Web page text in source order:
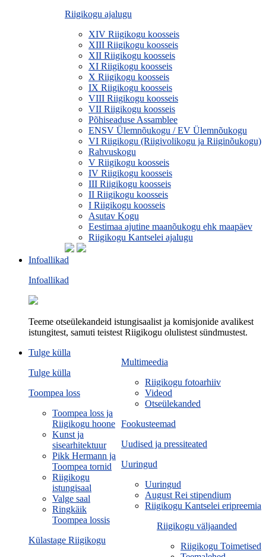
Riigikogu ajalugu
XIV Riigikogu koosseis
XIII Riigikogu koosseis
XII Riigikogu koosseis
XI Riigikogu koosseis
X Riigikogu koosseis
IX Riigikogu koosseis
VIII Riigikogu koosseis
VII Riigikogu koosseis
Põhiseaduse Assamblee
ENSV Ülemnõukogu / EV Ülemnõukogu
VI Riigikogu (Riigivolikogu ja Riiginõukogu)
Rahvuskogu
V Riigikogu koosseis
IV Riigikogu koosseis
III Riigikogu koosseis
II Riigikogu koosseis
I Riigikogu koosseis
Asutav Kogu
Eestimaa ajutine maanõukogu ehk maapäev
Riigikogu Kantselei ajalugu
Infoallikad
Infoallikad
Teeme otseülekandeid istungisaalist ja komisjonide avalikest
istungitest, samuti teistest Riigikogu olulistest sündmustest.
Multimeedia
Riigikogu fotoarhiiv
Videod
Otseülekanded
Fookusteemad
Uudised ja pressiteated
Uuringud
Uuringud
August Rei stipendium
Riigikogu Kantselei eripreemia
Riigikogu väljaanded
Riigikogu Toimetised
Tulge külla
Tulge külla
Toompea loss
Toompea loss ja
Riigikogu hoone
Kunst ja
sisearhitektuur
Pikk Hermann ja
Toompea tornid
Riigikogu
istungisaal
Valge saal
Ringkäik
Toompea lossis
Külastage Riigikogu